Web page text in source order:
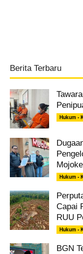
Berita Terbaru
Hukum -
Hukum -
Capai
RUU
Hukum -
BGN